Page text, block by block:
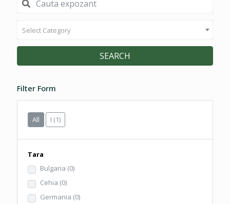
Select Category
SEARCH
Filter Form
All I (1)
Tara
Bulgaria (0)
Cehia (0)
Germania (0)